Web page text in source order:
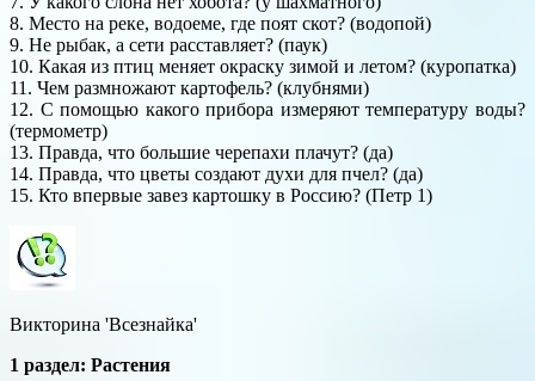
8. Место на реке, водоеме, где поят скот? (водопой)
9. Не рыбак, а сети расставляет? (паук)
10. Какая из птиц меняет окраску зимой и летом? (куропатка)
11. Чем размножают картофель? (клубнями)
12. С помощью какого прибора измеряют температуру воды?
(термометр)
13. Правда, что большие черепахи плачут? (да)
14. Правда, что цветы создают духи для пчел? (да)
15. Кто впервые завез картошку в Россию? (Петр 1)
Викторина 'Всезнайка'
1 раздел: Растения